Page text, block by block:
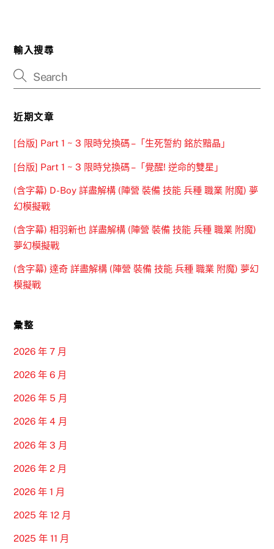
輸入搜尋
近期文章
[台版] Part 1 ~ 3 限時兌換碼 –「生死誓約 銘於黯晶」
[台版] Part 1 ~ 3 限時兌換碼 –「覺醒! 逆命的雙星」
(含字幕) D-Boy 詳盡解構 (陣營 裝備 技能 兵種 職業 附魔) 夢
幻模擬戰
(含字幕) 相羽新也 詳盡解構 (陣營 裝備 技能 兵種 職業 附魔)
夢幻模擬戰
(含字幕) 達奇 詳盡解構 (陣營 裝備 技能 兵種 職業 附魔) 夢幻
模擬戰
彙整
2026 年 7 月
2026 年 6 月
2026 年 5 月
2026 年 4 月
2026 年 3 月
2026 年 2 月
2026 年 1 月
2025 年 12 月
2025 年 11 月